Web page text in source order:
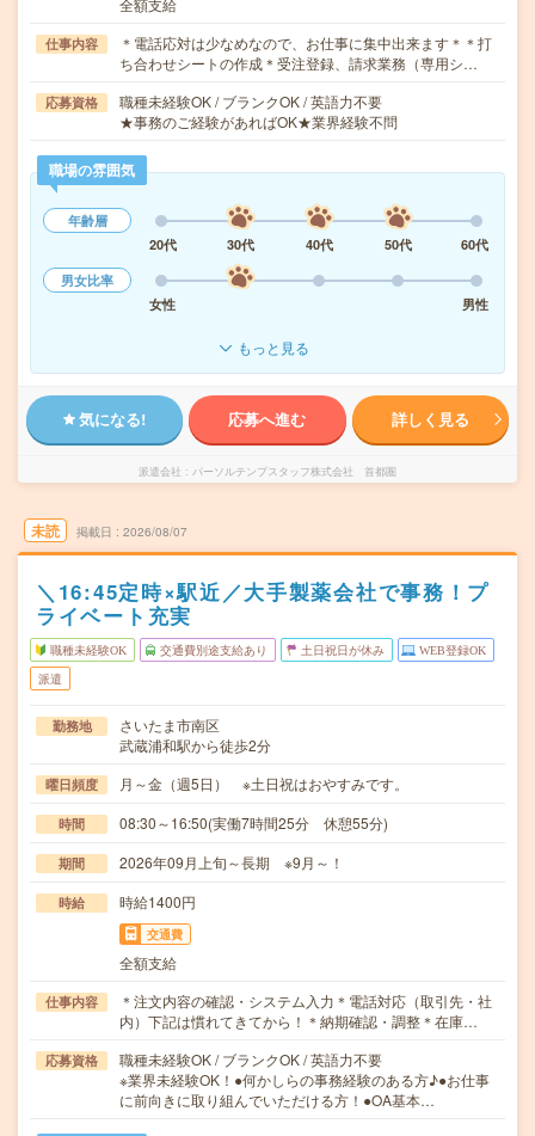
全額支給
仕事内容
＊電話応対は少なめなので、お仕事に集中出来ます＊＊打
ち合わせシートの作成＊受注登録、請求業務（専用シ…
応募資格
職種未経験OK / ブランクOK / 英語力不要
★事務のご経験があればOK★業界経験不問
職場の雰囲気
年齢層
20代
30代 40代 50代
60代
男女比率
女性
男性
もっと見る
気になる! 応募へ進む 詳しく見る
派遣会社 パーソルテンプスタッフ株式会社 首都圏
未読 掲載日 2026/08/07
＼16:45定時×駅近／大手製薬会社で事務！プ
ライベート充実
職種未経験OK 交通費別途支給あり 土日祝日が休み WEB登録OK
派遣
勤務地
さいたま市南区
武蔵浦和駅から徒歩2分
曜日頻度 月～金（週5日） ※土日祝はおやすみです。
時間 08:30～16:50(実働7時間25分 休憩55分)
期間 2026年09月上旬～長期 ※9月～！
時給 時給1400円
交通費
全額支給
仕事内容
＊注文内容の確認・システム入力＊電話対応（取引先・社
内）下記は慣れてきてから！＊納期確認・調整＊在庫…
応募資格
職種未経験OK / ブランクOK / 英語力不要
※業界未経験OK！●何かしらの事務経験のある方♪●お仕事
に前向きに取り組んでいただける方！●OA基本…